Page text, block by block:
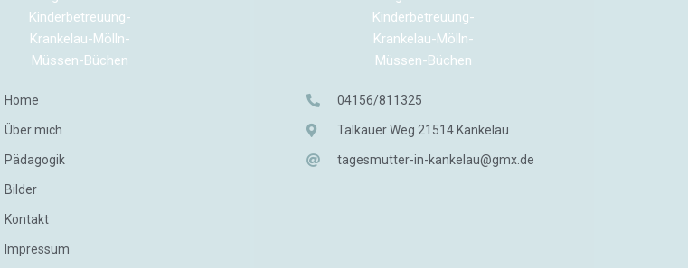
Home
Über mich
Pädagogik
Bilder
Kontakt
Impressum
04156/811325
Talkauer Weg 21514 Kankelau
tagesmutter-in-kankelau@gmx.de